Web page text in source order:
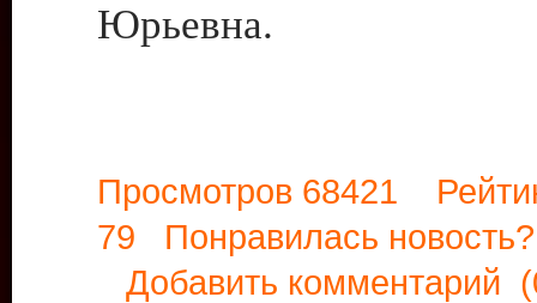
Юрьевна.
Просмотров 68421
79 Понравилась
Добавить комментарий